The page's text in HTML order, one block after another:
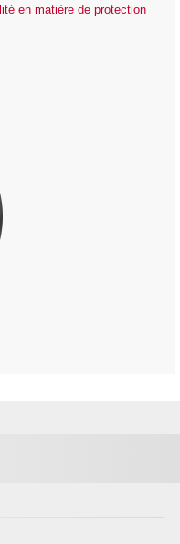
en matière de protection